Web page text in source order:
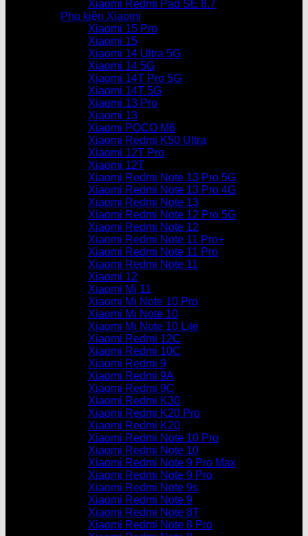
Xiaomi Redmi Pad SE 8.7
Phụ kiện Xiaomi
Xiaomi 15 Pro
Xiaomi 15
Xiaomi 14 Ultra 5G
Xiaomi 14 5G
Xiaomi 14T Pro 5G
Xiaomi 14T 5G
Xiaomi 13 Pro
Xiaomi 13
Xiaomi POCO M6
Xiaomi Redmi K50 Ultra
Xiaomi 12T Pro
Xiaomi 12T
Xiaomi Redmi Note 13 Pro 5G
Xiaomi Redmi Note 13 Pro 4G
Xiaomi Redmi Note 13
Xiaomi Redmi Note 12 Pro 5G
Xiaomi Redmi Note 12
Xiaomi Redmi Note 11 Pro+
Xiaomi Redmi Note 11 Pro
Xiaomi Redmi Note 11
Xiaomi 12
Xiaomi Mi 11
Xiaomi Mi Note 10 Pro
Xiaomi Mi Note 10
Xiaomi Mi Note 10 Lite
Xiaomi Redmi 12C
Xiaomi Redmi 10C
Xiaomi Redmi 9
Xiaomi Redmi 9A
Xiaomi Redmi 9C
Xiaomi Redmi K30
Xiaomi Redmi K20 Pro
Xiaomi Redmi K20
Xiaomi Redmi Note 10 Pro
Xiaomi Redmi Note 10
Xiaomi Redmi Note 9 Pro Max
Xiaomi Redmi Note 9 Pro
Xiaomi Redmi Note 9s
Xiaomi Redmi Note 9
Xiaomi Redmi Note 8T
Xiaomi Redmi Note 8 Pro